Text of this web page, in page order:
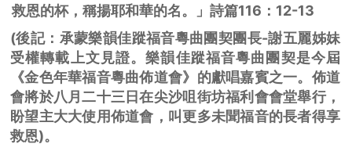
救恩的杯，稱揚耶和華的名。」詩篇116：12-13
(後記：承蒙樂韻佳蹤福音粵曲團契團長-謝五麗姊妹
受權轉載上文見證。樂韻佳蹤福音粵曲團契是今屆
《金色年華福音粵曲佈道會》的獻唱嘉賓之一。佈道
會將於八月二十三日在尖沙咀街坊福利會會堂舉行，
盼望主大大使用佈道會，叫更多未聞福音的長者得享
救恩)。